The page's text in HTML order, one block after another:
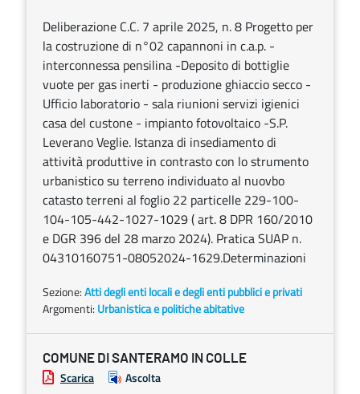
Deliberazione C.C. 7 aprile 2025, n. 8 Progetto per
la costruzione di n°02 capannoni in c.a.p. -
interconnessa pensilina -Deposito di bottiglie
vuote per gas inerti - produzione ghiaccio secco -
Ufficio laboratorio - sala riunioni servizi igienici
casa del custone - impianto fotovoltaico -S.P.
Leverano Veglie. Istanza di insediamento di
attività produttive in contrasto con lo strumento
urbanistico su terreno individuato al nuovbo
catasto terreni al foglio 22 particelle 229-100-
104-105-442-1027-1029 ( art. 8 DPR 160/2010
e DGR 396 del 28 marzo 2024). Pratica SUAP n.
04310160751-08052024-1629.Determinazioni
Sezione:Atti degli enti locali e degli enti pubblici e privati
Argomenti: Urbanistica e politiche abitative
COMUNE DI SANTERAMO IN COLLE
Scarica Ascolta